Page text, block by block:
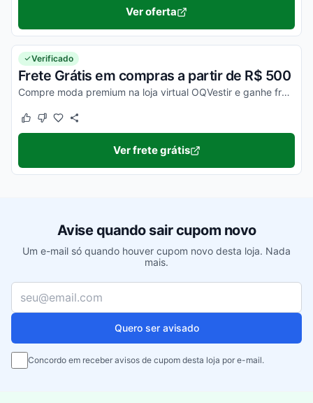
Ver oferta
Verificado
Frete Grátis em compras a partir de R$ 500
Compre moda premium na loja virtual OQVestir e ganhe frete grátis nas compras a partir de R$ 500. Confira!
Este cupom funcionou
Este cupom não funcionou
Ver frete grátis
Avise quando sair cupom novo
Um e-mail só quando houver cupom novo desta loja. Nada
mais.
Quero ser avisado
Concordo em receber avisos de cupom desta loja por e-mail.